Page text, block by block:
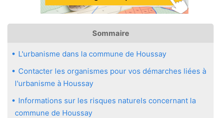
Sommaire
L'urbanisme dans la commune de Houssay
Contacter les organismes pour vos démarches liées à
l'urbanisme à Houssay
Informations sur les risques naturels concernant la
commune de Houssay